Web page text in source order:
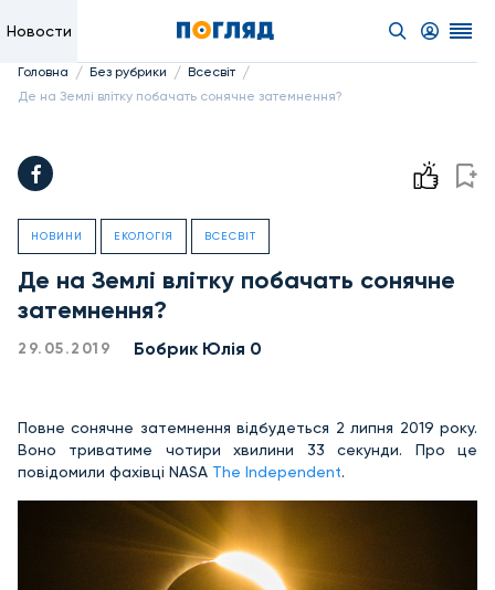
Новости
Головна / Без рубрики / Всесвіт /
Де на Землі влітку побачать сонячне затемнення?
НОВИНИ ЕКОЛОГІЯ ВСЕСВІТ
Де на Землі влітку побачать сонячне
затемнення?
29.05.2019 Бобрик Юлія 0
Повне сонячне затемнення відбудеться 2 липня 2019 року.
Воно триватиме чотири хвилини 33 секунди. Про це
повідомили фахівці NASA The Independent.